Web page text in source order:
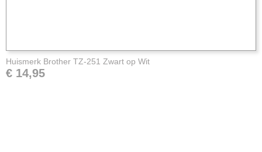
Huismerk Brother TZ-251 Zwart op Wit
€ 14,95